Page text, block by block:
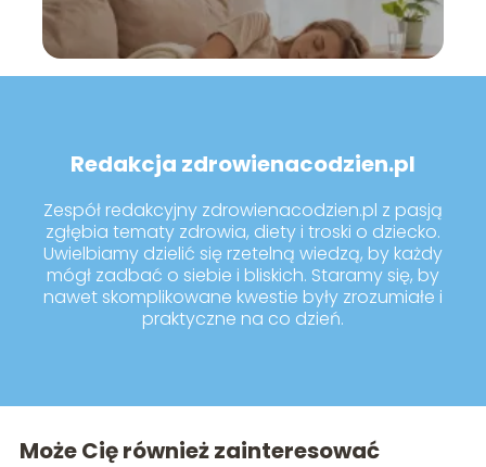
Redakcja zdrowienacodzien.pl
Zespół redakcyjny zdrowienacodzien.pl z pasją
zgłębia tematy zdrowia, diety i troski o dziecko.
Uwielbiamy dzielić się rzetelną wiedzą, by każdy
mógł zadbać o siebie i bliskich. Staramy się, by
nawet skomplikowane kwestie były zrozumiałe i
praktyczne na co dzień.
Może Cię również zainteresować